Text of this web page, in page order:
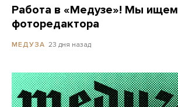
Работа в «Медузе»! Мы ищем
фоторедактора
МЕДУЗА 23 дня назад